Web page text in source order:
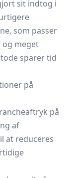
sit indtog i
som passer
meget
sparer tid
på
på
af
at reduceres